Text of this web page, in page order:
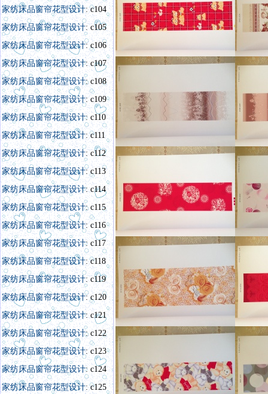
家纺床品窗帘花型设计: c104
家纺床品窗帘花型设计: c105
家纺床品窗帘花型设计: c106
家纺床品窗帘花型设计: c107
家纺床品窗帘花型设计: c108
家纺床品窗帘花型设计: c109
家纺床品窗帘花型设计: c110
家纺床品窗帘花型设计: c111
家纺床品窗帘花型设计: c112
家纺床品窗帘花型设计: c113
家纺床品窗帘花型设计: c114
家纺床品窗帘花型设计: c115
家纺床品窗帘花型设计: c116
家纺床品窗帘花型设计: c117
家纺床品窗帘花型设计: c118
家纺床品窗帘花型设计: c119
家纺床品窗帘花型设计: c120
家纺床品窗帘花型设计: c121
家纺床品窗帘花型设计:c122
家纺床品窗帘花型设计: c123
家纺床品窗帘花型设计: c124
家纺床品窗帘花型设计: c125